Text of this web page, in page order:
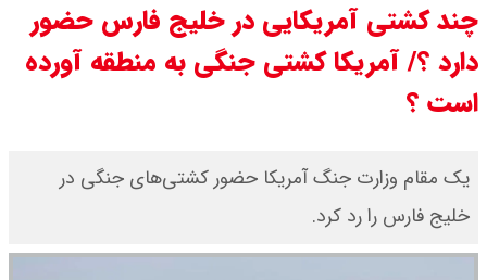
چند کشتی آمریکایی در خلیج فارس حضور
دارد ؟/ آمریکا کشتی جنگی به منطقه آورده
است ؟
یک مقام وزارت جنگ آمریکا حضور کشتی‌های جنگی در
خلیج فارس را رد کرد.